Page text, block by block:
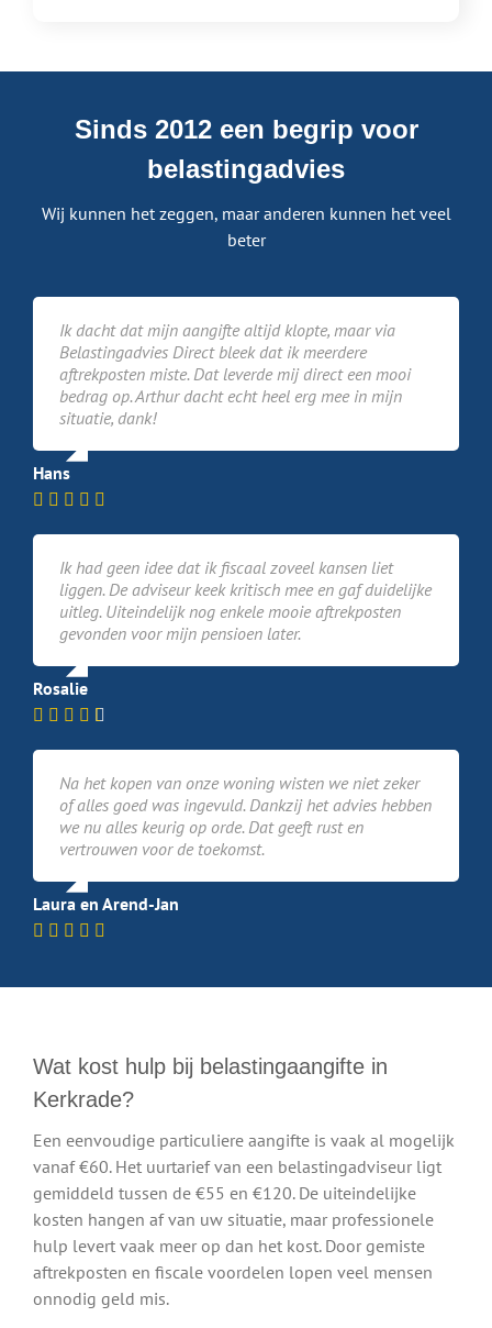
Sinds 2012 een begrip voor
belastingadvies
Wij kunnen het zeggen, maar anderen kunnen het veel
beter
Ik dacht dat mijn aangifte altijd klopte, maar via
Belastingadvies Direct bleek dat ik meerdere
aftrekposten miste. Dat leverde mij direct een mooi
bedrag op. Arthur dacht echt heel erg mee in mijn
situatie, dank!
Hans
Ik had geen idee dat ik fiscaal zoveel kansen liet
liggen. De adviseur keek kritisch mee en gaf duidelijke
uitleg. Uiteindelijk nog enkele mooie aftrekposten
gevonden voor mijn pensioen later.
Rosalie
Na het kopen van onze woning wisten we niet zeker
of alles goed was ingevuld. Dankzij het advies hebben
we nu alles keurig op orde. Dat geeft rust en
vertrouwen voor de toekomst.
Laura en Arend-Jan
Wat kost hulp bij belastingaangifte in
Kerkrade?
Een eenvoudige particuliere aangifte is vaak al mogelijk
vanaf €60. Het uurtarief van een belastingadviseur ligt
gemiddeld tussen de €55 en €120. De uiteindelijke
kosten hangen af van uw situatie, maar professionele
hulp levert vaak meer op dan het kost. Door gemiste
aftrekposten en fiscale voordelen lopen veel mensen
onnodig geld mis.